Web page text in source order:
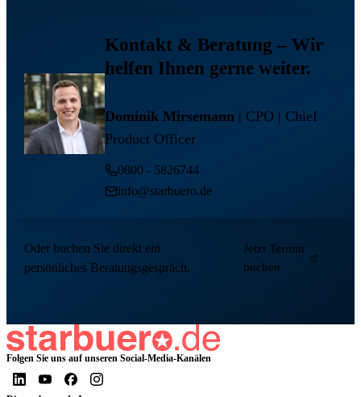
Kontakt & Beratung – Wir
helfen Ihnen gerne weiter.
Dominik Mirsemann | CPO | Chief
Product Officer
0800 - 5826744
info@starbuero.de
Oder buchen Sie direkt ein
persönliches Beratungsgespräch.
Jetzt Termin
buchen
Folgen Sie uns auf unseren Social-Media-Kanälen